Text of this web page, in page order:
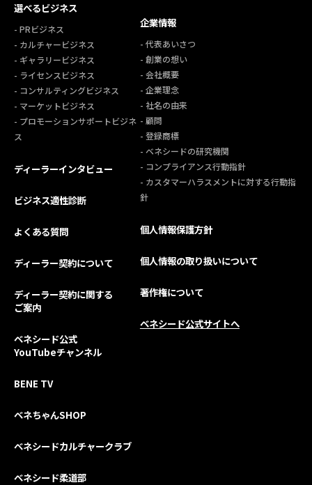
選べるビジネス
- PRビジネス
- カルチャービジネス
- ギャラリービジネス
- ライセンスビジネス
- コンサルティングビジネス
- マーケットビジネス
- プロモーションサポートビジネ
ス
ディーラーインタビュー
ビジネス適性診断
よくある質問
ディーラー契約について
ディーラー契約に関する
ご案内
ベネシード公式
YouTubeチャンネル
BENE TV
ベネちゃんSHOP
ベネシードカルチャークラブ
ベネシード柔道部
企業情報
- 代表あいさつ
- 創業の想い
- 会社概要
- 企業理念
- 社名の由来
- 顧問
- 登録商標
- ベネシードの研究機関
- コンプライアンス行動指針
- カスタマーハラスメントに対する行動指
針
個人情報保護方針
個人情報の取り扱いについて
著作権について
ベネシード公式サイトへ